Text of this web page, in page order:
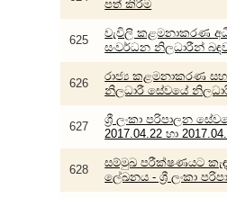
පත් කිරීම
625
වැවිලි කළමනාකරණ
සංවර්ධන නිලධාරීන්
626
රාජ්‍ය කළමනාකරණ
නිලධාරී සේවයේ
627
ශ්‍රී ලංකා පරිපාලන
2017.04.22 හා
628
සම්මුඛ පරීක්ෂණයට
ලේඛනය - ශ්‍රී ලංකා